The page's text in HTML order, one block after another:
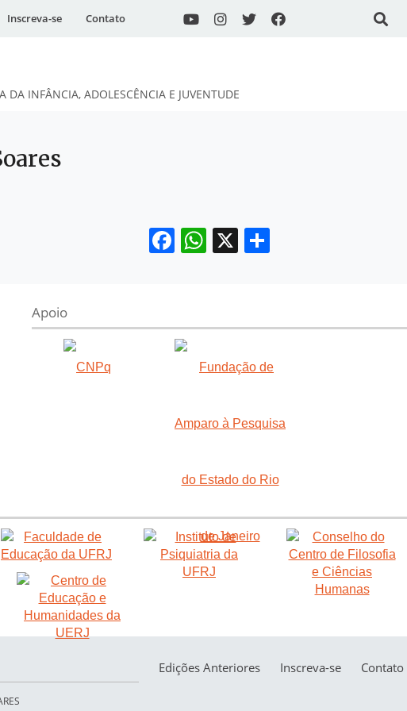
Inscreva-se Contato
DA INFÂNCIA, ADOLESCÊNCIA E JUVENTUDE
Facebook
WhatsApp
X
Apoio
Edições Anteriores Inscreva-se Contato